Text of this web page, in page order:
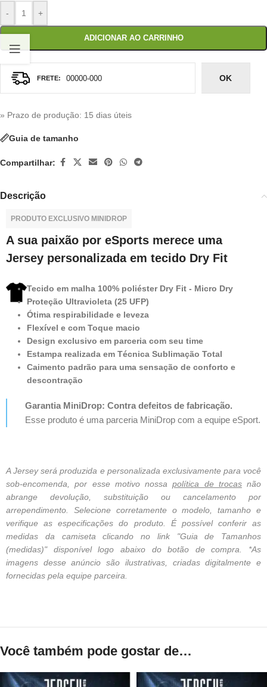
- +
ADICIONAR AO CARRINHO
OK
» Prazo de produção: 15 dias úteis
Guia de tamanho
Compartilhar:
Descrição
PRODUTO EXCLUSIVO MINIDROP
A sua paixão por eSports merece uma
Jersey personalizada em tecido Dry Fit
Tecido em malha 100% poliéster Dry Fit - Micro Dry
Proteção Ultravioleta (25 UFP)
Ótima respirabilidade e leveza
Flexível e com Toque macio
Design exclusivo em parceria com seu time
Estampa realizada em Técnica Sublimação Total
Caimento padrão para uma sensação de conforto e
descontração
Garantia MiniDrop: Contra defeitos de fabricação.
Esse produto é uma parceria MiniDrop com a equipe eSport.
A Jersey será produzida e personalizada exclusivamente para você
sob-encomenda, por esse motivo nossapolítica de trocasnão
abrange devolução, substituição ou cancelamento por
arrependimento. Selecione corretamente o modelo, tamanho e
verifique as especificações do produto. É possível conferir as
medidas da camiseta clicando no link "Guia de Tamanhos
(medidas)" disponível logo abaixo do botão de compra. *As
imagens desse anúncio são ilustrativas, criadas digitalmente e
fornecidas pela equipe parceira.
Você também pode gostar de…